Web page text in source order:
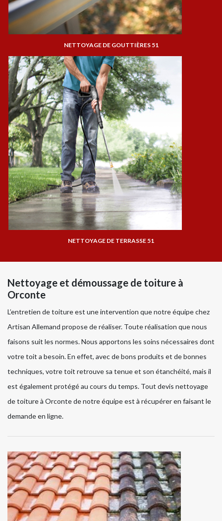
NETTOYAGE DE GOUTTIÈRES 51
NETTOYAGE DE TERRASSE 51
Nettoyage et démoussage de toiture à
Orconte
L’entretien de toiture est une intervention que notre équipe chez
Artisan Allemand propose de réaliser. Toute réalisation que nous
faisons suit les normes. Nous apportons les soins nécessaires dont
votre toit a besoin. En effet, avec de bons produits et de bonnes
techniques, votre toit retrouve sa tenue et son étanchéité, mais il
est également protégé au cours du temps. Tout devis nettoyage
de toiture à Orconte de notre équipe est à récupérer en faisant le
demande en ligne.